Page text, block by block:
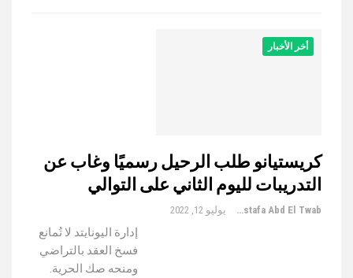
أخر الأخبار
كريستيانو طلب الرحيل رسميًا وغاب عن
التدريبات لليوم الثاني على التوالي
Mustafa Abd El Twab يوليو 12, 2022
إدارة اليونايتد لا تُمانع
فسخ العقد بالتراضي
ومنحه صك الحرية.